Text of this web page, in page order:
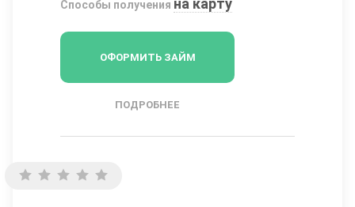
Способы получения на карту
ОФОРМИТЬ ЗАЙМ
ПОДРОБНЕЕ